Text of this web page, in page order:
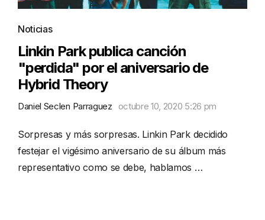
Noticias
Linkin Park publica canción
"perdida" por el aniversario de
Hybrid Theory
Daniel Seclen Parraguez octubre 10, 2020 5:26 pm
Sorpresas y más sorpresas. Linkin Park decidido
festejar el vigésimo aniversario de su álbum más
representativo como se debe, hablamos …